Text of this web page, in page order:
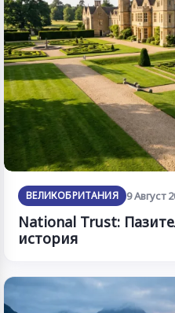
ВЕЛИКОБРИТАНИЯ 9 Август
National Trust:
история